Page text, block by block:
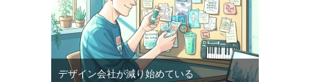
デザイン会社が減り始めている